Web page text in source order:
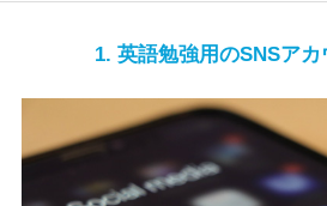
1. 英語勉強用のSNSア